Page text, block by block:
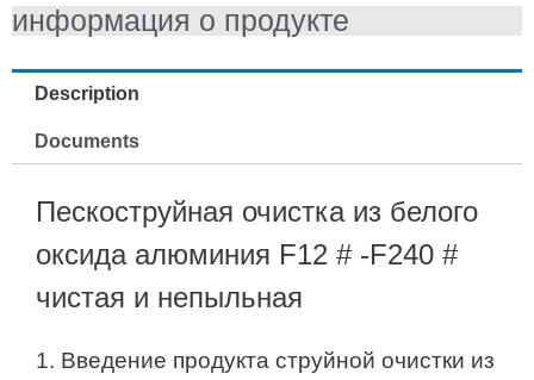
информация о продукте
Description
Documents
Пескоструйная очистка из белого
оксида алюминия F12 # -F240 #
чистая и непыльная
1. Введение продукта струйной очистки из